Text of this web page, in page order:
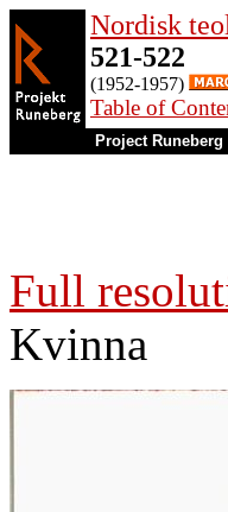
Nordisk
521-522
(1952-1957)
Table of
Project Runeberg
Full
Kvinna